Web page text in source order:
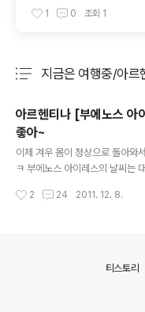
1 0 조회 1
지금은 여행중/아
아르헨티나 [부에노스 아
좋아~
이제 겨우 몸이 정상으로 돌아와
ㅋ 부에노스 아이레스의 날씨는
나오심. ] 시내에서 조금 떨어진
기를 구워서 빵에 넣어 먹는 뭐
러워 지니까 적당히 올려야 한다.
2 24 2011. 12. 8.
티스토리